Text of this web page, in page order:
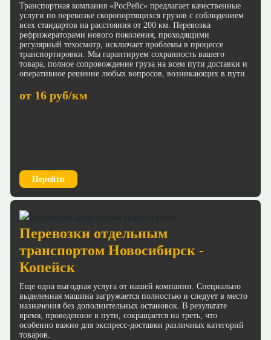
Транспортная компания «РосРейс» предлагает качественные
услуги по перевозке скоропортящихся грузов с соблюдением
всех стандартов на расстояния от 200 км. Перевозка
рефрижераторами нового поколения, проходящими
регулярный техосмотр, исключает проблемы в процессе
транспортировки. Мы гарантируем сохранность вашего
товара, полное сопровождение груза на всем пути доставки и
оперативное решение любых вопросов, возникающих в пути.
от 16 руб/км
Перейти
Перевозки отдельным
транспортом Новосибирск -
Копейск
Еще одна выгодная услуга от нашей компании. Специально
выделенная машина загружается полностью и следует в место
назначения без дополнительных остановок. В результате
время, проведенное в пути, сокращается на треть, что
особенно важно для экспресс-доставки различных категорий
товаров.